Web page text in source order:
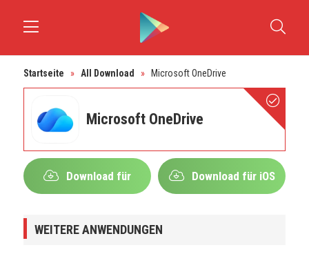
Startseite » All Download » Microsoft OneDrive
Microsoft OneDrive
Download für Download für iOS
WEITERE ANWENDUNGEN